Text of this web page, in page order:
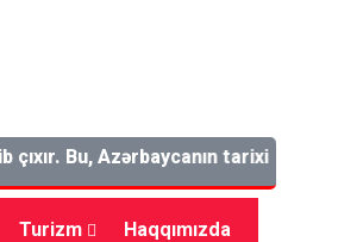
Bu, Azərbaycanın tarixi
Turizm Haqqımızda